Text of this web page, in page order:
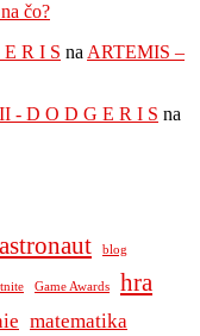
čo?
E R I S na ARTEMIS –
- D O D G E R I S na
astronaut blog
Game Awards hra
matematika